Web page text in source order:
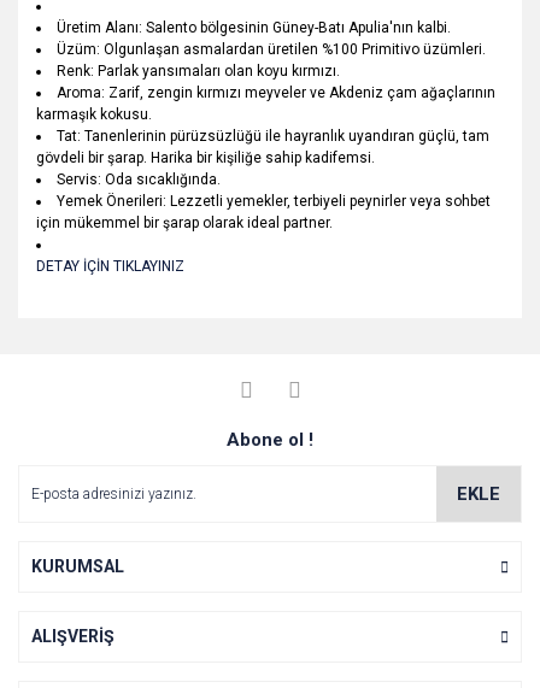
Üretim Alanı: Salento bölgesinin Güney-Batı Apulia'nın kalbi.
Üzüm: Olgunlaşan asmalardan üretilen %100 Primitivo üzümleri.
Renk: Parlak yansımaları olan koyu kırmızı.
Aroma: Zarif, zengin kırmızı meyveler ve Akdeniz çam ağaçlarının
karmaşık kokusu.
Tat: Tanenlerinin pürüzsüzlüğü ile hayranlık uyandıran güçlü, tam
gövdeli bir şarap. Harika bir kişiliğe sahip kadifemsi.
Servis: Oda sıcaklığında.
Yemek Önerileri: Lezzetli yemekler, terbiyeli peynirler veya sohbet
için mükemmel bir şarap olarak ideal partner.
DETAY İÇİN TIKLAYINIZ
Yorum Yaz
Soru Sor
Görüş ve önerileriniz için teşekkür ederiz.
Ürün açıklamasında eksik bilgiler bulunuyor.
Ürün fiyatı diğer sitelerden daha pahalı.
Abone ol !
EKLE
KURUMSAL
ALIŞVERİŞ